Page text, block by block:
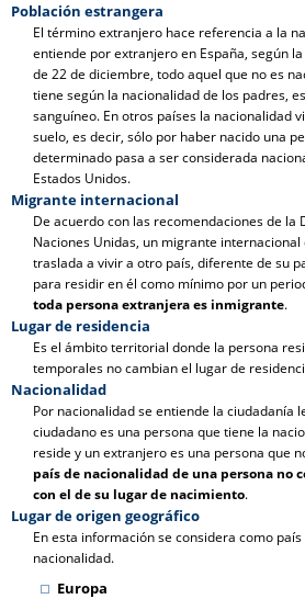
Población estrangera
El término extranjero hace referencia a la
entiende por extranjero en España, según
de 22 de diciembre, todo aquel que no es
tiene según la nacionalidad de los padres,
sanguíneo. En otros países la nacionalidad
suelo, es decir, sólo por haber nacido una
determinado pasa a ser considerada
Estados Unidos.
Migrante internacional
De acuerdo con las recomendaciones de la
Naciones Unidas, un migrante internacional
traslada a vivir a otro país, diferente de su
para residir en él como mínimo por un
toda persona extranjera es inmigrante.
Lugar de residencia
Es el ámbito territorial donde la persona
temporales no cambian el lugar de
Nacionalidad
Por nacionalidad se entiende la ciudadanía
ciudadano es una persona que tiene la
reside y un extranjero es una persona que
país de nacionalidad de una persona no
con el de su lugar de nacimiento.
Lugar de origen geográfico
En esta información se considera como
nacionalidad.
Europa